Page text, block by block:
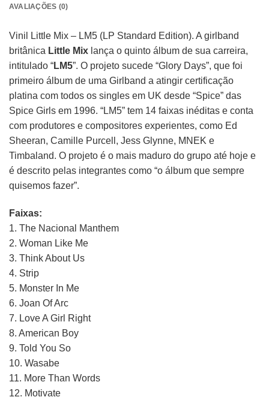
AVALIAÇÕES (0)
Vinil Little Mix – LM5 (LP Standard Edition). A girlband
britânica Little Mix lança o quinto álbum de sua carreira,
intitulado “LM5”. O projeto sucede “Glory Days”, que foi
primeiro álbum de uma Girlband a atingir certificação
platina com todos os singles em UK desde “Spice” das
Spice Girls em 1996. “LM5” tem 14 faixas inéditas e conta
com produtores e compositores experientes, como Ed
Sheeran, Camille Purcell, Jess Glynne, MNEK e
Timbaland. O projeto é o mais maduro do grupo até hoje e
é descrito pelas integrantes como “o álbum que sempre
quisemos fazer”.
Faixas:
1. The Nacional Manthem
2. Woman Like Me
3. Think About Us
4. Strip
5. Monster In Me
6. Joan Of Arc
7. Love A Girl Right
8. American Boy
9. Told You So
10. Wasabe
11. More Than Words
12. Motivate